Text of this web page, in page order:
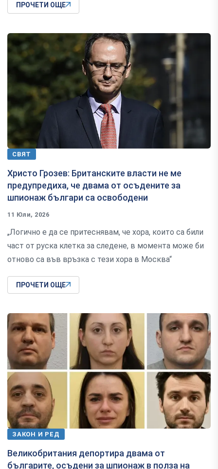
ПРОЧЕТИ ОЩЕ
СВЯТ
Христо Грозев: Британските власти не ме
предупредиха, че двама от осъдените за
шпионаж българи са освободени
11 Юли, 2026
„Логично е да се притеснявам, че хора, които са били
част от руска клетка за следене, в момента може би
отново са във връзка с тези хора в Москва“
ПРОЧЕТИ ОЩЕ
ЗАКОН И РЕД
Великобритания депортира двама от
българите, осъдени за шпионаж в полза на